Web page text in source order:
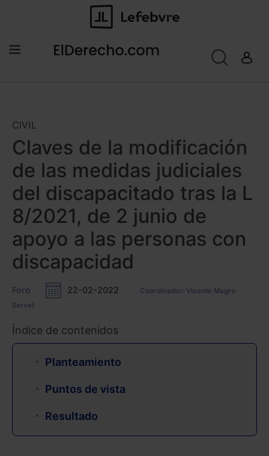
CIVIL
Claves de la modificación
de las medidas judiciales
del discapacitado tras la L
8/2021, de 2 junio de
apoyo a las personas con
discapacidad
Foro 22-02-2022
Coordinador: Vicente Magro
Servet
Índice de contenidos
Planteamiento
Puntos de vista
Resultado